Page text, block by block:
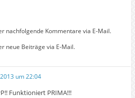
nachfolgende Kommentare via E-Mail.
neue Beiträge via E-Mail.
um 22:04
Funktioniert PRIMA!!!